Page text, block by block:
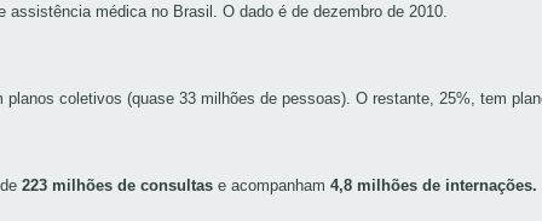
assistência médica no Brasil. O dado é de dezembro de 2010.
coletivos (quase 33 milhões de pessoas). O restante, 25%, tem
223 milhões de consultas e acompanham 4,8 milhões de internações.